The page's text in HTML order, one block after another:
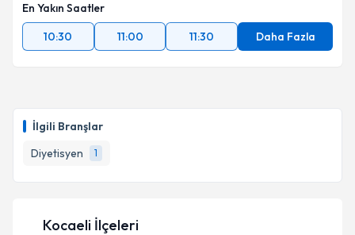
İlgili Branşlar
Diyetisyen
1
En Yakın Saatler
10:30
11:00 11:30 Daha Fazla
Kocaeli İlçeleri